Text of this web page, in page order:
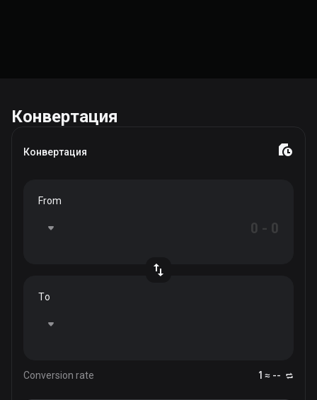
Конвертация
Конвертация
From
To
Conversion rate 1 ≈ --